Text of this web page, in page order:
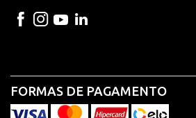
FORMAS DE PAGAMENTO